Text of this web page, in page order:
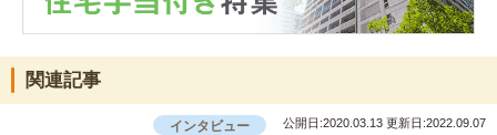
関連記事
インタビュー 公開日:2020.03.13 更新日:2022.09.07